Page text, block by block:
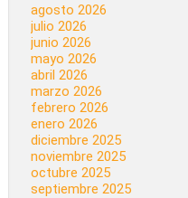
agosto 2026
julio 2026
junio 2026
mayo 2026
abril 2026
marzo 2026
febrero 2026
enero 2026
diciembre 2025
noviembre 2025
octubre 2025
septiembre 2025